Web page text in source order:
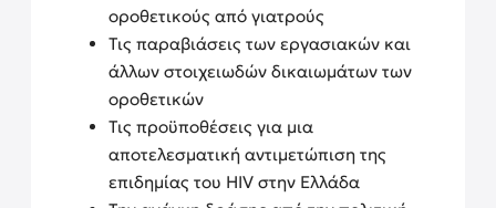
οροθετικούς από γιατρούς
Τις παραβιάσεις των εργασιακών και
άλλων στοιχειωδών δικαιωμάτων των
οροθετικών
Τις προϋποθέσεις για μια
αποτελεσματική αντιμετώπιση της
επιδημίας του HIV στην Ελλάδα